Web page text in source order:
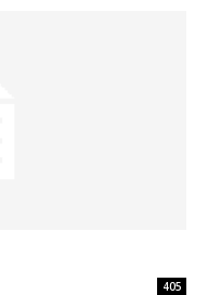
405